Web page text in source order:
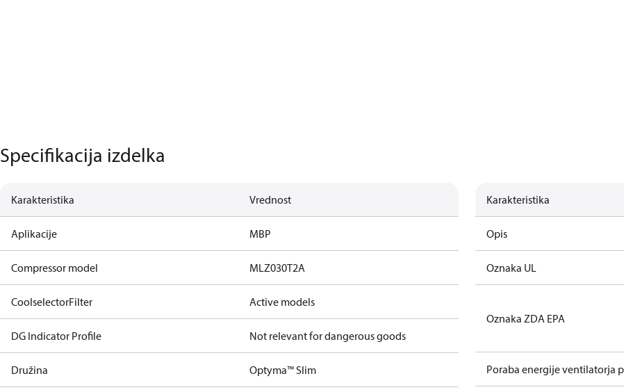
Specifikacija izdelka
Karakteristika Vrednost
Aplikacije MBP
Compressor model MLZ030T2A
CoolselectorFilter Active models
DG Indicator Profile Not relevant for dangerous goods
Družina Optyma™ Slim
Karakteristika
Opis
Oznaka UL
Oznaka ZDA EPA
Poraba energije ventilatorja